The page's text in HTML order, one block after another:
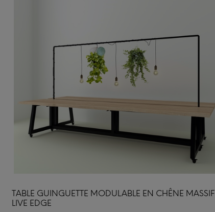
TABLE GUINGUETTE MODULABLE EN CHÊNE MASSIF
LIVE EDGE